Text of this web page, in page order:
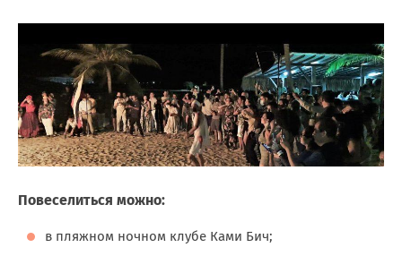
Повеселиться можно:
в пляжном ночном клубе Ками Бич;